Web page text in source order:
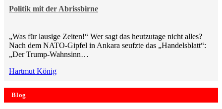
Politik mit der Abrissbirne
„Was für lausige Zeiten!“ Wer sagt das heutzutage nicht alles?
Nach dem NATO-Gipfel in Ankara seufzte das „Handelsblatt“:
„Der Trump-Wahnsinn…
Hartmut König
Blog